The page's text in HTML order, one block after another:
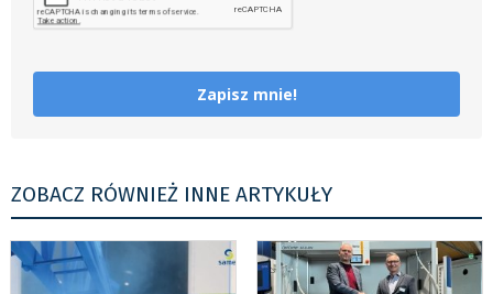
Zapisz mnie!
ZOBACZ RÓWNIEŻ INNE ARTYKUŁY